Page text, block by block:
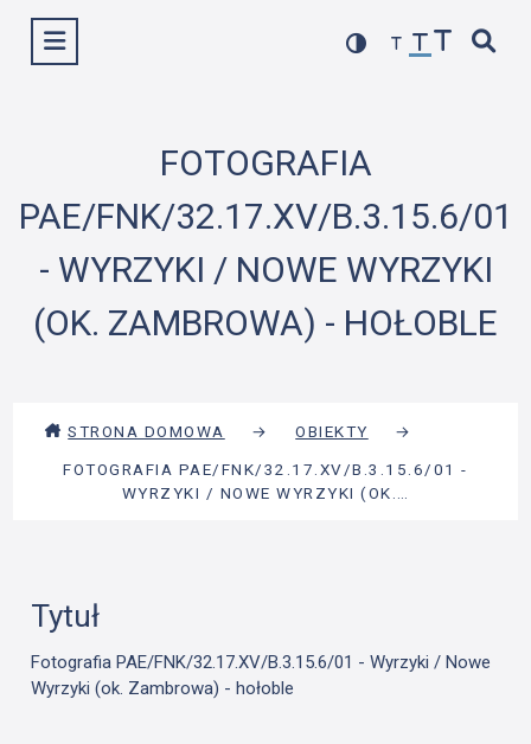
Wyświetl menu
FOTOGRAFIA
PAE/FNK/32.17.XV/B.3.15.6/01
- WYRZYKI / NOWE WYRZYKI
(OK. ZAMBROWA) - HOŁOBLE
STRONA DOMOWA → OBIEKTY
→
FOTOGRAFIA PAE/FNK/32.17.XV/B.3.15.6/01 -
WYRZYKI / NOWE WYRZYKI (OK.…
Tytuł
Fotografia PAE/FNK/32.17.XV/B.3.15.6/01 - Wyrzyki / Nowe
Wyrzyki (ok. Zambrowa) - hołoble